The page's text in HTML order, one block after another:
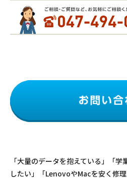
「大量のデータを抱えている」「
したい」「LenovoやMacを安く修